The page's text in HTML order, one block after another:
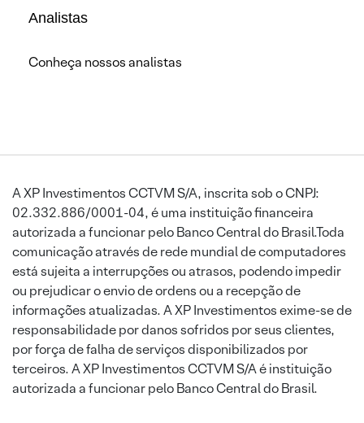
Analistas
Conheça nossos analistas
A XP Investimentos CCTVM S/A, inscrita sob o CNPJ:
02.332.886/0001-04, é uma instituição financeira
autorizada a funcionar pelo Banco Central do Brasil.Toda
comunicação através de rede mundial de computadores
está sujeita a interrupções ou atrasos, podendo impedir
ou prejudicar o envio de ordens ou a recepção de
informações atualizadas. A XP Investimentos exime-se de
responsabilidade por danos sofridos por seus clientes,
por força de falha de serviços disponibilizados por
terceiros. A XP Investimentos CCTVM S/A é instituição
autorizada a funcionar pelo Banco Central do Brasil.